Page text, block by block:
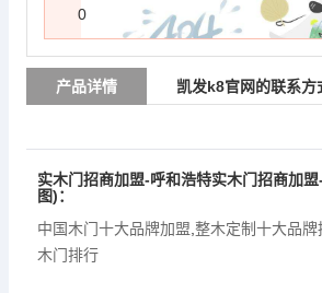
0
产品详情 凯发k8官网的联系方
实木门招商加盟-呼和浩特实木门招商加
图)：
中国木门十大品牌加盟 整木定制十大品牌
木门排行